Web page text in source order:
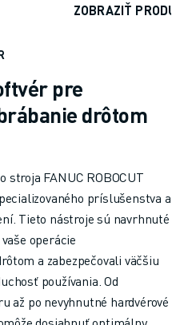
ZOBRAZIŤ
pre
drôtom
FANUC ROBOCUT
príslušenstva a
Tieto nástroje sú navrhnuté
operácie
a zabezpečovali väčšiu
používania. Od
až po nevyhnutné hardvérové